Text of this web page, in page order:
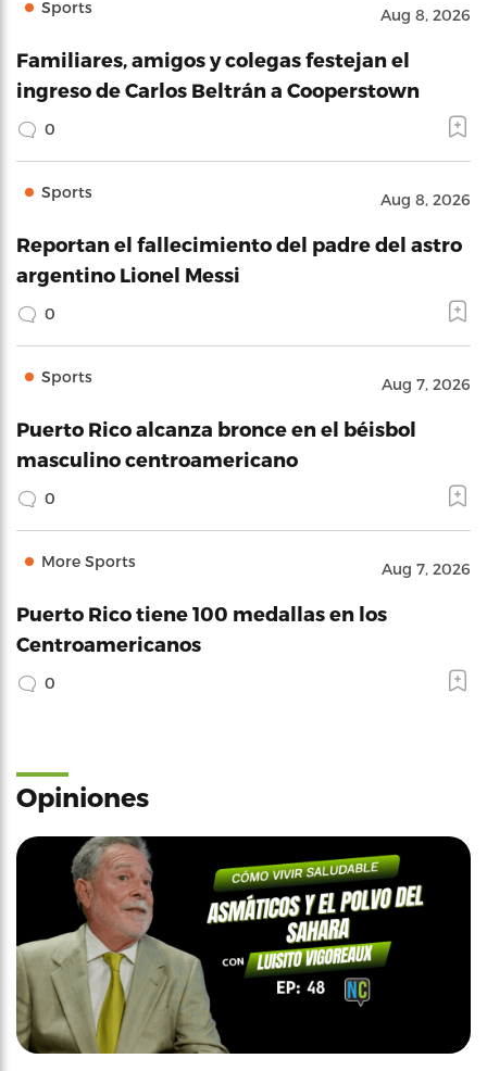
Sports Aug 8, 2026
Familiares, amigos y colegas festejan el
ingreso de Carlos Beltrán a Cooperstown
0
Sports Aug 8, 2026
Reportan el fallecimiento del padre del astro
argentino Lionel Messi
0
Sports Aug 7, 2026
Puerto Rico alcanza bronce en el béisbol
masculino centroamericano
0
More Sports Aug 7, 2026
Puerto Rico tiene 100 medallas en los
Centroamericanos
0
Opiniones